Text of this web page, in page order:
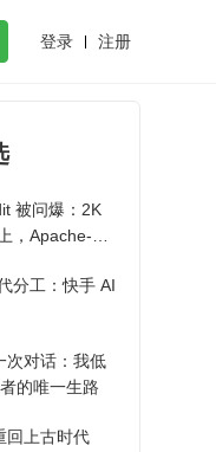
登录 注册
被问爆：2K
，Apache-2.0
分工：快手 AI
次对话：我低
的唯一生路
回上古时代